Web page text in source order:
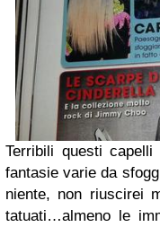
Terribili questi
fantasie varie da
niente, non riuscirei
tatuati…almeno le